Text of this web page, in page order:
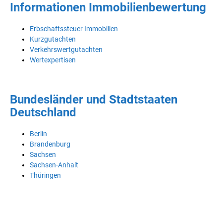
Informationen Immobilienbewertung
Erbschaftssteuer Immobilien
Kurzgutachten
Verkehrswertgutachten
Wertexpertisen
Bundesländer und Stadtstaaten
Deutschland
Berlin
Brandenburg
Sachsen
Sachsen-Anhalt
Thüringen